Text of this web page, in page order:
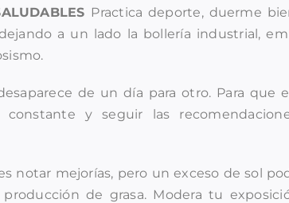
Practica deporte, duerme
a un lado la bollería industrial,
de un día para otro. Para que
constante y seguir las
notar mejorías, pero un exceso de sol
de grasa. Modera tu